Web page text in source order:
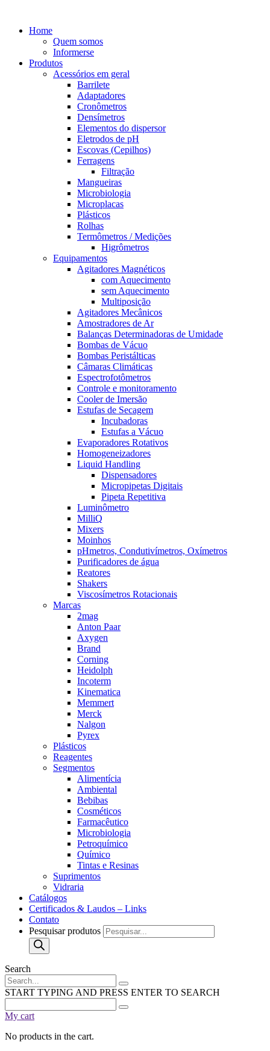
Home
Quem somos
Informerse
Produtos
Acessórios em geral
Barrilete
Adaptadores
Cronômetros
Densímetros
Elementos do dispersor
Eletrodos de pH
Escovas (Cepilhos)
Ferragens
Filtração
Mangueiras
Microbiologia
Microplacas
Plásticos
Rolhas
Termômetros / Medições
Higrômetros
Equipamentos
Agitadores Magnéticos
com Aquecimento
sem Aquecimento
Multiposição
Agitadores Mecânicos
Amostradores de Ar
Balanças Determinadoras de Umidade
Bombas de Vácuo
Bombas Peristálticas
Câmaras Climáticas
Espectrofotômetros
Controle e monitoramento
Cooler de Imersão
Estufas de Secagem
Incubadoras
Estufas a Vácuo
Evaporadores Rotativos
Homogeneizadores
Liquid Handling
Dispensadores
Micropipetas Digitais
Pipeta Repetitiva
Luminômetro
MilliQ
Mixers
Moinhos
pHmetros, Condutivímetros, Oxímetros
Purificadores de água
Reatores
Shakers
Viscosímetros Rotacionais
Marcas
2mag
Anton Paar
Axygen
Brand
Corning
Heidolph
Incoterm
Kinematica
Memmert
Merck
Nalgon
Pyrex
Plásticos
Reagentes
Segmentos
Alimentícia
Ambiental
Bebibas
Cosméticos
Farmacêutico
Microbiologia
Petroquímico
Químico
Tintas e Resinas
Suprimentos
Vidraria
Catálogos
Certificados & Laudos – Links
Contato
Pesquisar produtos
Search
START TYPING AND PRESS ENTER TO SEARCH
My cart
No products in the cart.